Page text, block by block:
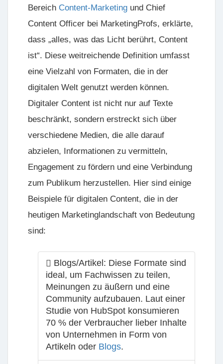
Bereich Content-Marketing und Chief
Content Officer bei MarketingProfs, erklärte,
dass „alles, was das Licht berührt, Content
ist“. Diese weitreichende Definition umfasst
eine Vielzahl von Formaten, die in der
digitalen Welt genutzt werden können.
Digitaler Content ist nicht nur auf Texte
beschränkt, sondern erstreckt sich über
verschiedene Medien, die alle darauf
abzielen, Informationen zu vermitteln,
Engagement zu fördern und eine Verbindung
zum Publikum herzustellen. Hier sind einige
Beispiele für digitalen Content, die in der
heutigen Marketinglandschaft von Bedeutung
sind:
Blogs/Artikel: Diese Formate sind
ideal, um Fachwissen zu teilen,
Meinungen zu äußern und eine
Community aufzubauen. Laut einer
Studie von HubSpot konsumieren
70 % der Verbraucher lieber Inhalte
von Unternehmen in Form von
Artikeln oder Blogs.